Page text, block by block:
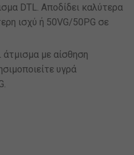
DTL. Αποδίδει καλύτερα
ισχύ ή 50VG/50PG σε
άτμισμα με αίσθηση
υγρά